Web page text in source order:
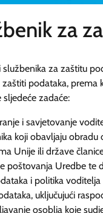
za
za zaštitu
podataka, prema
sljedeće zadaće:
i savjetovanje
koji obavljaju
Unije ili države
poštovanja Uredbe te
i politika
uključujući
osoblja koje